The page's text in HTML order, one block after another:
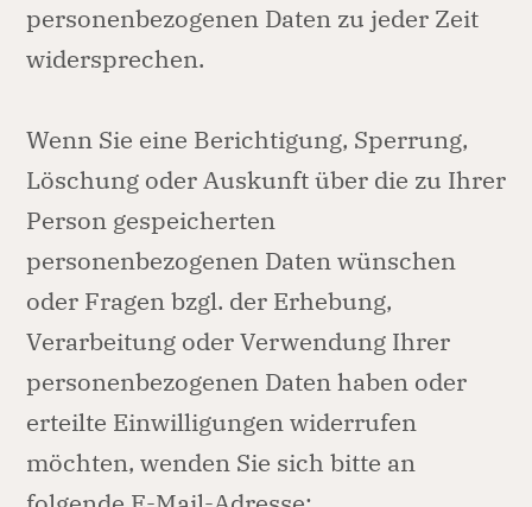
personenbezogenen Daten zu jeder Zeit
widersprechen.
Wenn Sie eine Berichtigung, Sperrung,
Löschung oder Auskunft über die zu Ihrer
Person gespeicherten
personenbezogenen Daten wünschen
oder Fragen bzgl. der Erhebung,
Verarbeitung oder Verwendung Ihrer
personenbezogenen Daten haben oder
erteilte Einwilligungen widerrufen
möchten, wenden Sie sich bitte an